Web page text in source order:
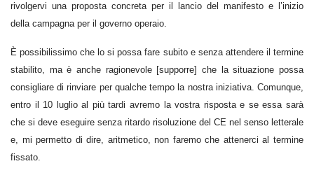
rivolgervi una proposta concreta per il lancio del manifesto e l’inizio
della campagna per il governo operaio.
È possibilissimo che lo si possa fare subito e senza attendere il termine
stabilito, ma è anche ragionevole [supporre] che la situazione possa
consigliare di rinviare per qualche tempo la nostra iniziativa. Comunque,
entro il 10 luglio al più tardi avremo la vostra risposta e se essa sarà
che si deve eseguire senza ritardo risoluzione del CE nel senso letterale
e, mi permetto di dire, aritmetico, non faremo che attenerci al termine
fissato.